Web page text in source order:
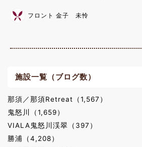
フロント 金子 未怜
施設一覧（ブログ数）
那須／那須Retreat（1,567）
鬼怒川（1,659）
VIALA鬼怒川渓翠（397）
勝浦（4,208）